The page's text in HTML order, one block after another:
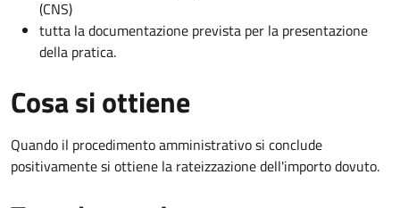
(CNS)
tutta la documentazione prevista per la presentazione
della pratica.
Cosa si ottiene
Quando il procedimento amministrativo si conclude
positivamente si ottiene la rateizzazione dell'importo dovuto.